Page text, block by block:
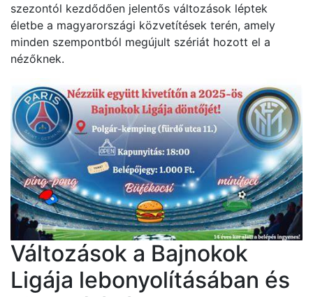
szezontól kezdődően jelentős változások léptek
életbe a magyarországi közvetítések terén, amely
minden szempontból megújult szériát hozott el a
nézőknek.
Változások a Bajnokok
Ligája lebonyolításában és